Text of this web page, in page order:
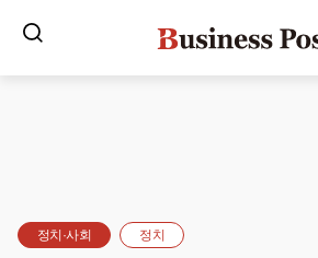
정치·사회 정치